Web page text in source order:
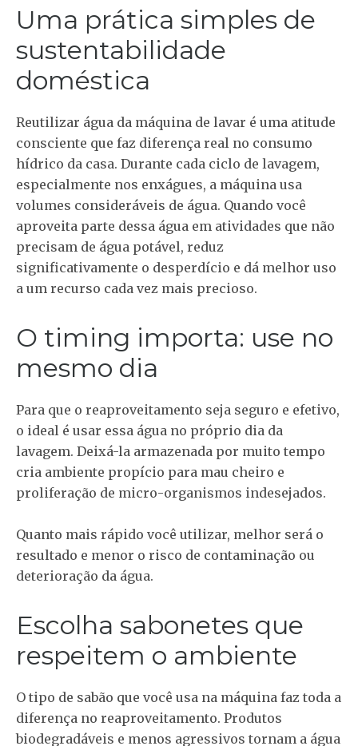
Uma prática simples de
sustentabilidade
doméstica
Reutilizar água da máquina de lavar é uma atitude
consciente que faz diferença real no consumo
hídrico da casa. Durante cada ciclo de lavagem,
especialmente nos enxágues, a máquina usa
volumes consideráveis de água. Quando você
aproveita parte dessa água em atividades que não
precisam de água potável, reduz
significativamente o desperdício e dá melhor uso
a um recurso cada vez mais precioso.
O timing importa: use no
mesmo dia
Para que o reaproveitamento seja seguro e efetivo,
o ideal é usar essa água no próprio dia da
lavagem. Deixá-la armazenada por muito tempo
cria ambiente propício para mau cheiro e
proliferação de micro-organismos indesejados.
Quanto mais rápido você utilizar, melhor será o
resultado e menor o risco de contaminação ou
deterioração da água.
Escolha sabonetes que
respeitem o ambiente
O tipo de sabão que você usa na máquina faz toda a
diferença no reaproveitamento. Produtos
biodegradáveis e menos agressivos tornam a água